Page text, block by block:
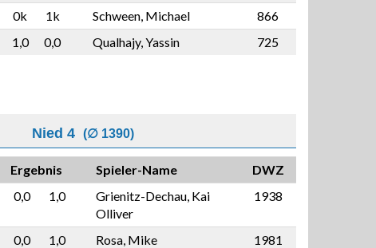
0k 1k Schween, Michael
866
1,0 0,0 Qualhajy, Yassin 725
Nied 4 (∅ 1390)
Ergebnis Spieler-Name
DWZ
0,0 1,0
Grienitz-Dechau, Kai
Olliver
1938
0,0 1,0 Rosa, Mike
1981